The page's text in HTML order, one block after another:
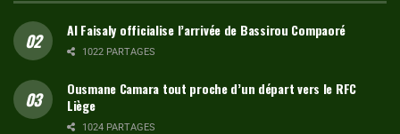
Al Faisaly officialise l’arrivée de Bassirou Compaoré
1022 PARTAGES
Ousmane Camara tout proche d’un départ vers le RFC
Liège
1024 PARTAGES